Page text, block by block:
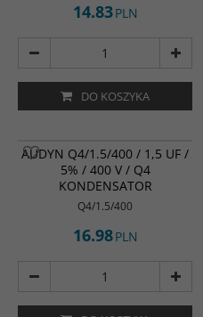
14.83PLN
DO KOSZYKA
AUDYN Q4/1.5/400 / 1,5 UF /
5% / 400 V / Q4
KONDENSATOR
Q4/1.5/400
16.98PLN